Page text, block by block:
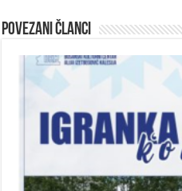
Povezani članci